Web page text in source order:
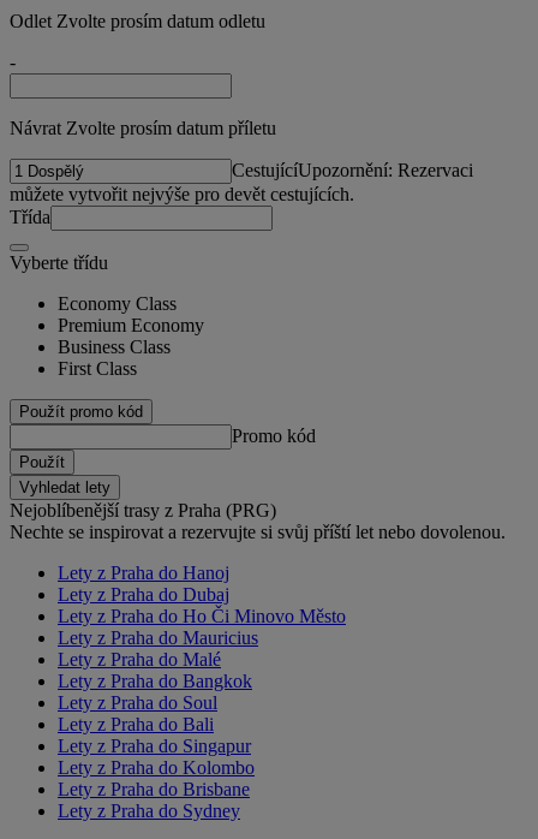
Odlet Zvolte prosím datum odletu
-
Návrat Zvolte prosím datum příletu
CestujícíUpozornění: Rezervaci
můžete vytvořit nejvýše pro devět cestujících.
Třída
Vyberte třídu
Economy Class
Premium Economy
Business Class
First Class
Použít promo kód
Promo kód
Použít
Vyhledat lety
Nejoblíbenější trasy z Praha (PRG)
Nechte se inspirovat a rezervujte si svůj příští let nebo dovolenou.
Lety z Praha do Hanoj
Lety z Praha do Dubaj
Lety z Praha do Ho Či Minovo Město
Lety z Praha do Mauricius
Lety z Praha do Malé
Lety z Praha do Bangkok
Lety z Praha do Soul
Lety z Praha do Bali
Lety z Praha do Singapur
Lety z Praha do Kolombo
Lety z Praha do Brisbane
Lety z Praha do Sydney